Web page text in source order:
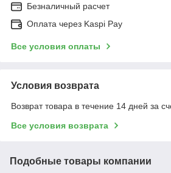
Безналичный расчет
Оплата через Kaspi Pay
Все условия оплаты
Условия возврата
Возврат товара в течение 14 дней за
Все условия возврата
Подобные товары компании